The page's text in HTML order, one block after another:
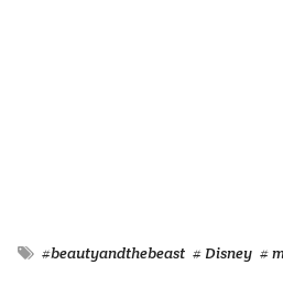
#beautyandthebeast # Disney #